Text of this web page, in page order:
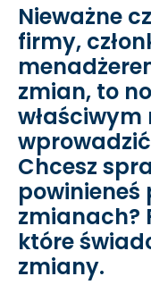
Nieważne
firmy,
zmian, to
Chcesz
powinieneś
zmianach?
które
zmiany.